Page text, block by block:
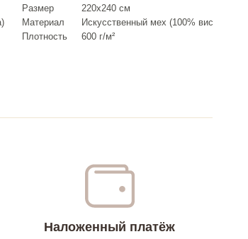
Размер
220х240 см
Материал
Искусcтвенный мех (100% вискоза)
Плотность
600 г/м²
Наложенный платёж